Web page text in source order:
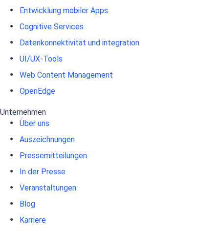
Entwicklung mobiler Apps
Cognitive Services
Datenkonnektivität und integration
UI/UX-Tools
Web Content Management
OpenEdge
Unternehmen
Über uns
Auszeichnungen
Pressemitteilungen
In der Presse
Veranstaltungen
Blog
Karriere